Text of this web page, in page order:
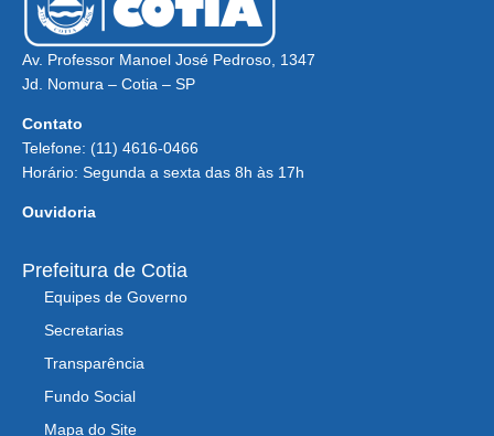
Av. Professor Manoel José Pedroso, 1347
Jd. Nomura – Cotia – SP
Contato
Telefone: (11) 4616-0466
Horário: Segunda a sexta das 8h às 17h
Ouvidoria
Prefeitura de Cotia
Equipes de Governo
Secretarias
Transparência
Fundo Social
Mapa do Site